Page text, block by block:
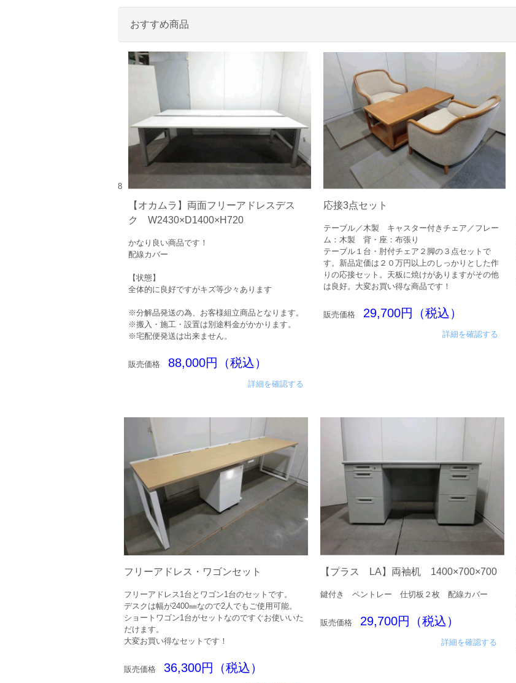
おすすめ商品
8
【オカムラ】両面フリーアドレスデス
ク W2430×D1400×H720
かなり良い商品です！
配線カバー
【状態】
全体的に良好ですがキズ等少々あります
※分解品発送の為、お客様組立商品となります。
※搬入・施工・設置は別途料金がかかります。
※宅配便発送は出来ません。
販売価格 88,000円（税込）
詳細を確認する
応接3点セット
テーブル／木製 キャスター付きチェア／フレー
ム：木製 背・座：布張り
テーブル１台・肘付チェア２脚の３点セットで
す。新品定価は２０万円以上のしっかりとした作
りの応接セット。天板に焼けがありますがその他
は良好。大変お買い得な商品です！
販売価格 29,700円（税込）
詳細を確認する
フリーアドレス・ワゴンセット
フリーアドレス1台とワゴン1台のセットです。
デスクは幅が2400㎜なので2人でもご使用可能。
ショートワゴン1台がセットなのですぐお使いいた
だけます。
大変お買い得なセットです！
販売価格 36,300円（税込）
【プラス LA】両袖机 1400×700×700
鍵付き ペントレー 仕切板２枚 配線カバー
販売価格 29,700円（税込）
詳細を確認する